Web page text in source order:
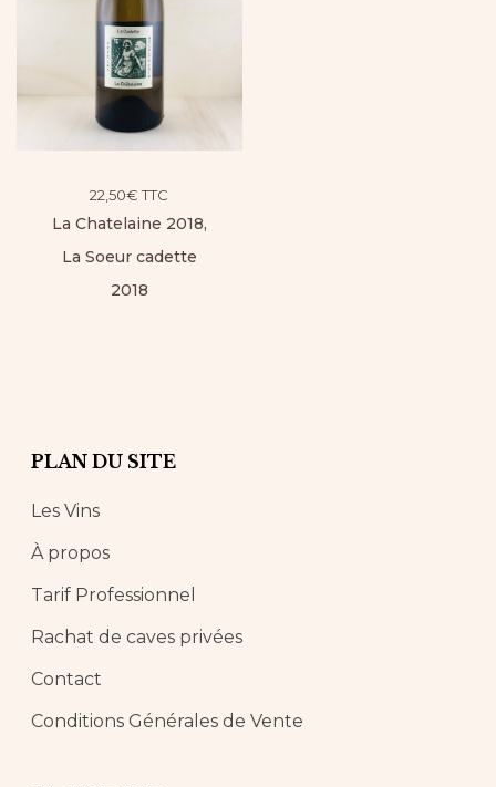
22,50€ TTC
La Chatelaine 2018,
La Soeur cadette
2018
PLAN DU SITE
Les Vins
À propos
Tarif Professionnel
Rachat de caves privées
Contact
Conditions Générales de Vente